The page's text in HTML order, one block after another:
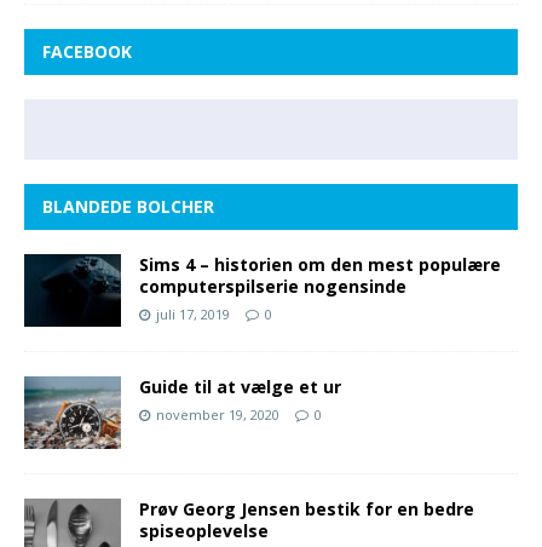
FACEBOOK
BLANDEDE BOLCHER
Sims 4 – historien om den mest populære
computerspilserie nogensinde
juli 17, 2019 0
Guide til at vælge et ur
november 19, 2020 0
Prøv Georg Jensen bestik for en bedre
spiseoplevelse